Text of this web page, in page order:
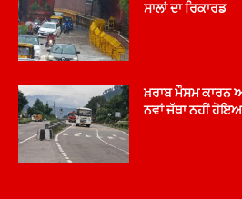
ਸਾਲਾਂ ਦਾ ਰਿਕਾਰਡ
ਖ਼ਰਾਬ ਮੌਸਮ ਕਾਰਨ
ਨਵਾਂ ਜੱਥਾ ਨਹੀਂ